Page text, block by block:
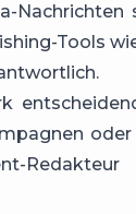
Nachrichten
Tools
Redakteur